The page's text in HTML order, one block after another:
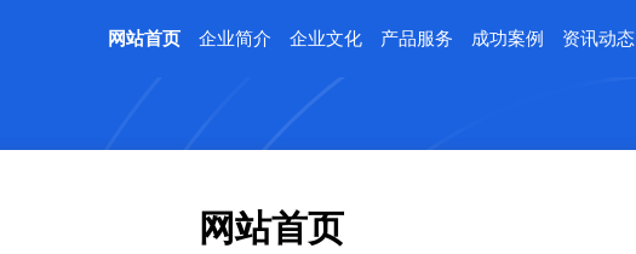
网站首页 企业简介 企业文化 产品服务 成功案例 资讯动态
网站首页